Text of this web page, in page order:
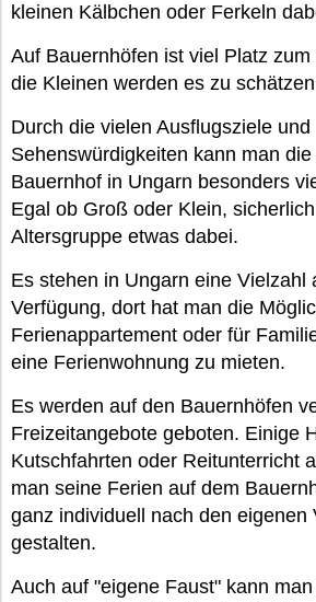
kleinen Kälbchen oder Ferkeln
Auf Bauernhöfen ist viel Platz
die Kleinen werden es zu
Durch die vielen Ausflugsziele und
Sehenswürdigkeiten kann man
Bauernhof in Ungarn besonders
Egal ob Groß oder Klein,
Altersgruppe etwas dabei.
Es stehen in Ungarn eine Vielzahl
Verfügung, dort hat man die
Ferienappartement oder für
eine Ferienwohnung zu mieten.
Es werden auf den Bauernhöfen
Freizeitangebote geboten. Einige
Kutschfahrten oder Reitunterricht
man seine Ferien auf dem
ganz individuell nach den eigenen
gestalten.
Auch auf "eigene Faust" kann